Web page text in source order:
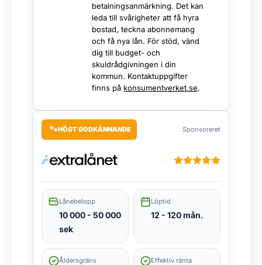
betalningsanmärkning. Det kan
leda till svårigheter att få hyra
bostad, teckna abonnemang
och få nya lån. För stöd, vänd
dig till budget- och
skuldrådgivningen i din
kommun. Kontaktuppgifter
finns på konsumentverket.se.
HÖGT GODKÄNNANDE Sponsoreret
Lånebelopp
10 000 - 50 000
sek
Löptid
12 - 120 mån.
Åldersgräns Effektiv ränta